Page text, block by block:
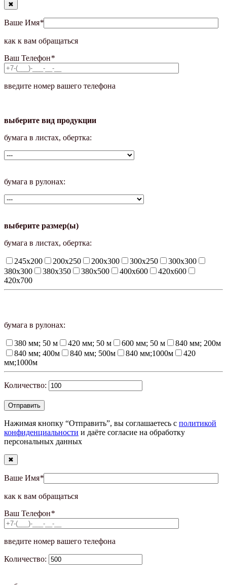
✖
Ваше Имя*
как к вам обращаться
Ваш Телефон*
введите номер вашего телефона
выберите вид продукции
бумага в листах, обертка:
бумага в рулонах:
выберите размер(ы)
бумага в листах, обертка:
245х200 200х250 200х300 300х250
300х300
380х300
380х350 380х500 400х600
420х600
420х700
бумага в рулонах:
380 мм; 50 м 420 мм; 50 м 600 мм; 50 м
840 мм; 200м
840 мм; 400м
840 мм; 500м 840 мм;1000м
420
мм;1000м
Количество:
Нажимая кнопку “Отправить”, вы соглашаетесь с политикой
конфиденциальности и даёте согласие на обработку
персональных данных
✖
Ваше Имя*
как к вам обращаться
Ваш Телефон*
введите номер вашего телефона
Количество: